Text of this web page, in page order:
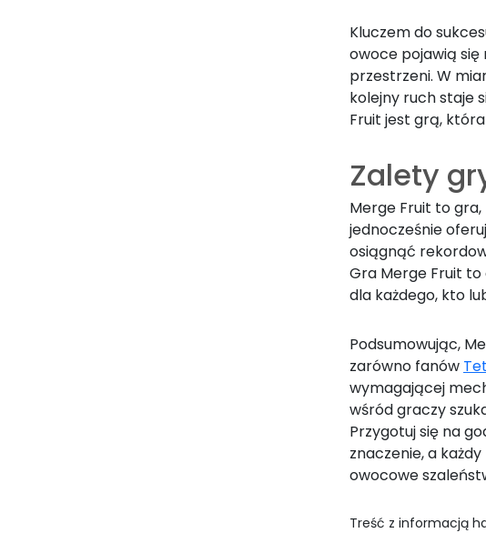
Kluczem do
owoce pojawią się
przestrzeni. W
kolejny ruch staje
Fruit jest grą,
Zalety
Merge Fruit to
jednocześnie
osiągnąć
Gra Merge Fruit to
dla każdego, kto
Podsumowując,
zarówno fanów
wymagającej
wśród graczy
Przygotuj się na
znaczenie, a
owocowe
Treść z informacją